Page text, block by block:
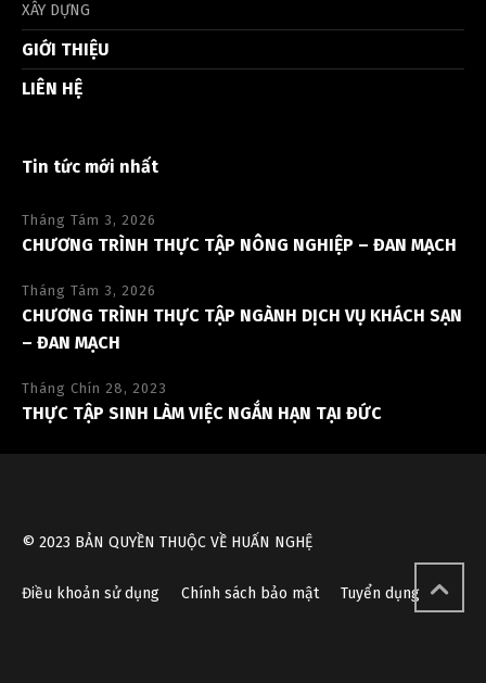
XÂY DỰNG
GIỚI THIỆU
LIÊN HỆ
Tin tức mới nhất
Tháng Tám 3, 2026
CHƯƠNG TRÌNH THỰC TẬP NÔNG NGHIỆP – ĐAN MẠCH
Tháng Tám 3, 2026
CHƯƠNG TRÌNH THỰC TẬP NGÀNH DỊCH VỤ KHÁCH SẠN
– ĐAN MẠCH
Tháng Chín 28, 2023
THỰC TẬP SINH LÀM VIỆC NGẮN HẠN TẠI ĐỨC
© 2023 BẢN QUYỀN THUỘC VỀ HUẤN NGHỆ
Điều khoản sử dụng Chính sách bảo mật Tuyển dụng